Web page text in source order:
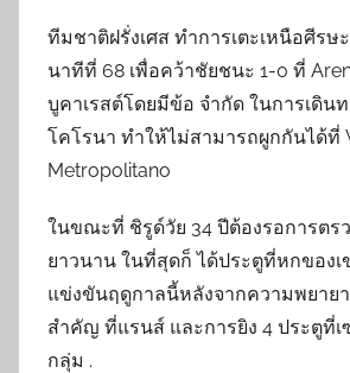
ทีมชาติฝรั่งเศส ทำการเตะเหนือศีรษ
นาทีที่ 68 เพื่อคว้าชัยชนะ 1-0 ที่
บูคาเรสต์โดยมีข้อ จำกัด ในการเดิน
โคโรนา ทำให้ไม่สามารถผูกกันได้ที่
Metropolitano
ในขณะที่ ชิรูด์วัย 34 ปีต้องรอการตร
ยาวนาน ในที่สุดก็ ได้ประตูที่หกของเ
แข่งขันฤดูกาลนี้หลังจากความพยาย
สำคัญ ที่แรนส์ และการยิง 4 ประตูที่เ
กลุ่ม .